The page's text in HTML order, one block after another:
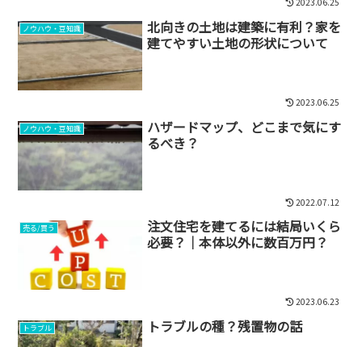
ノウハウ・豆知識
北向きの土地は建築に有利？家を
建てやすい土地の形状について
2023.06.25
ノウハウ・豆知識
ハザードマップ、どこまで気にす
るべき？
2022.07.12
売る/買う
注文住宅を建てるには結局いくら
必要？｜本体以外に数百万円？
2023.06.23
トラブル トラブルの種？残置物の話